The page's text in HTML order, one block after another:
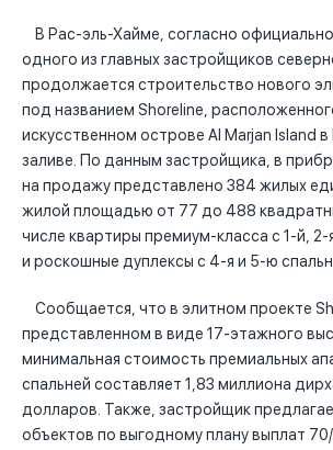
В Рас-эль-Хайме, согласно
одного из главных застройщиков
продолжается строительство нового
под названием Shoreline,
искусственном острове Al Marjan Island
заливе. По данным застройщика, в
на продажу представлено 384 жилых
жилой площадью от 77 до 488
числе квартиры премиум-класса с 1-й, 2-
и роскошные дуплексы с 4-я и 5-ю
Сообщается, что в элитном проекте
представленном в виде 17-этажного
минимальная стоимость премиальных
спальней составляет 1,83 миллиона
долларов. Также, застройщик
объектов по выгодному плану выплат